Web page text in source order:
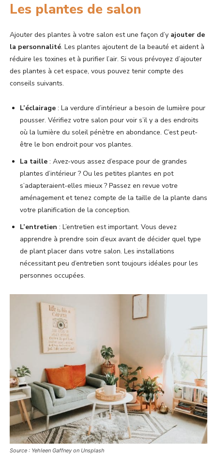
Les plantes de salon
Ajouter des plantes à votre salon est une façon d’y ajouter de
la personnalité. Les plantes ajoutent de la beauté et aident à
réduire les toxines et à purifier l’air. Si vous prévoyez d’ajouter
des plantes à cet espace, vous pouvez tenir compte des
conseils suivants.
L’éclairage : La verdure d’intérieur a besoin de lumière pour
pousser. Vérifiez votre salon pour voir s’il y a des endroits
où la lumière du soleil pénètre en abondance. C’est peut-
être le bon endroit pour vos plantes.
La taille : Avez-vous assez d’espace pour de grandes
plantes d’intérieur ? Ou les petites plantes en pot
s’adapteraient-elles mieux ? Passez en revue votre
aménagement et tenez compte de la taille de la plante dans
votre planification de la conception.
L’entretien : L’entretien est important. Vous devez
apprendre à prendre soin d’eux avant de décider quel type
de plant placer dans votre salon. Les installations
nécessitant peu d’entretien sont toujours idéales pour les
personnes occupées.
Source : Yehleen Gaffney on Unsplash